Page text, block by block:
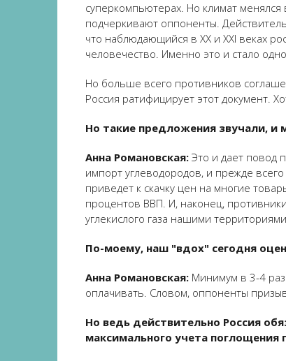
суперкомпьютерах. Но климат менялся
подчеркивают оппоненты.
что наблюдающийся в XX и XXI веках
человечество. Именно это и стало
Но больше всего противников
Россия ратифицирует этот документ.
Но такие предложения звучали, и
Анна Романовская: Это и дает повод
импорт углеводородов, и прежде
приведет к скачку цен на многие
процентов ВВП. И, наконец,
углекислого газа нашими
По-моему, наш "вдох" сегодня
Анна Романовская: Минимум в 3-4
оплачивать. Словом, оппоненты
Но ведь действительно Россия
максимального учета поглощения